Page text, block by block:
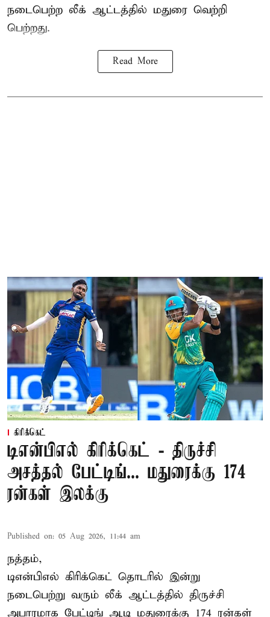
நடைபெற்ற லீக் ஆட்டத்தில் மதுரை வெற்றி
பெற்றது.
Read More
கிரிக்கெட்
டிஎன்பிஎல் கிரிக்கெட் - திருச்சி
அசத்தல் பேட்டிங்... மதுரைக்கு 174
ரன்கள் இலக்கு
Published on: 05 Aug 2026, 11:44 am
நத்தம்,
டிஎன்பிஎல் கிரிக்கெட் தொடரில் இன்று
நடைபெற்று வரும் லீக் ஆட்டத்தில் திருச்சி
அபாரமாக பேட்டிங் ஆடி மதுரைக்கு 174 ரன்கள்